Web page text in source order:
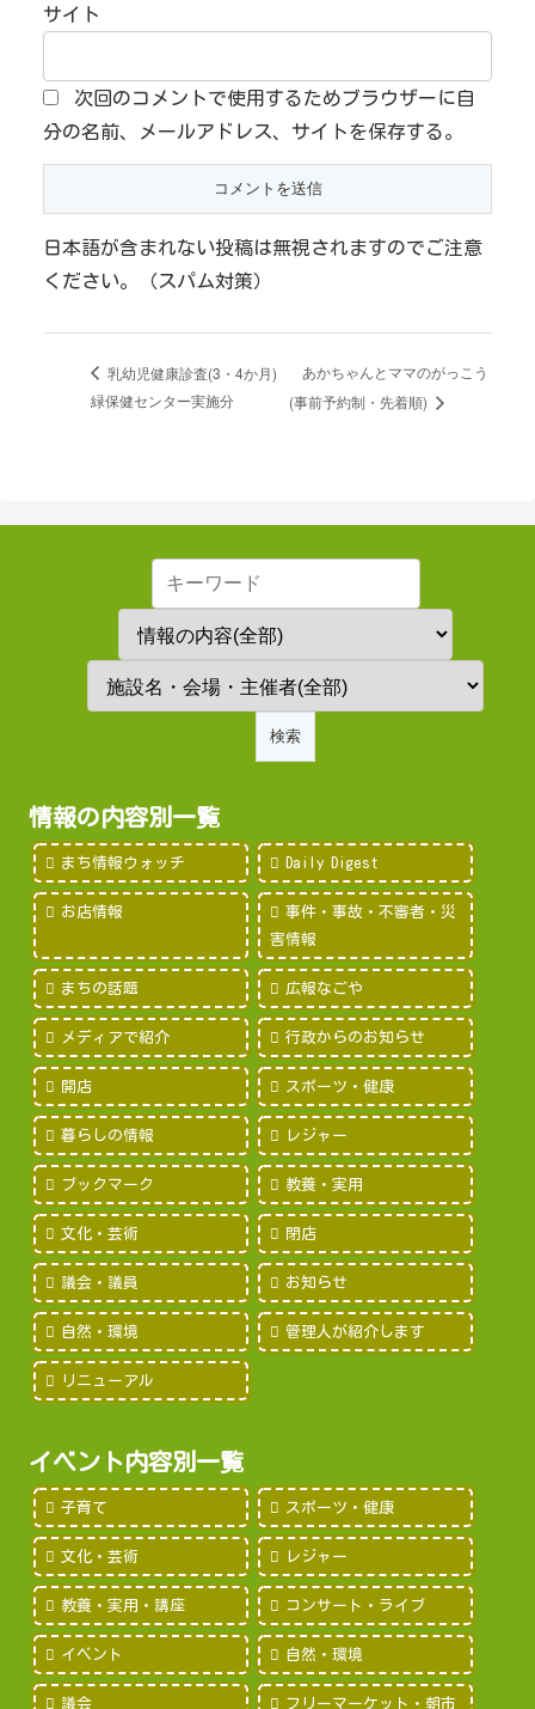
サイト
次回のコメントで使用するためブラウザーに自
分の名前、メールアドレス、サイトを保存する。
日本語が含まれない投稿は無視されますのでご注意
ください。（スパム対策）
乳幼児健康診査(3・4か月)
緑保健センター実施分
あかちゃんとママのがっこう
(事前予約制・先着順)
情報の内容別一覧
まち情報ウォッチ Daily Digest
お店情報
事件・事故・不審者・災
害情報
まちの話題 広報なごや
メディアで紹介 行政からのお知らせ
開店 スポーツ・健康
暮らしの情報 レジャー
ブックマーク 教養・実用
文化・芸術 閉店
議会・議員 お知らせ
自然・環境 管理人が紹介します
リニューアル
イベント内容別一覧
子育て スポーツ・健康
文化・芸術 レジャー
教養・実用・講座 コンサート・ライブ
イベント 自然・環境
議会 フリーマーケット・朝市